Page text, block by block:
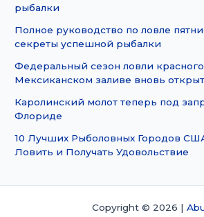
рыбалки
Полное руководство по ловле
секреты успешной рыбалки
Федеральный сезон ловли
Мексиканском заливе вновь открыт
Каролинский молот теперь под
Флориде
10 Лучших Рыболовных Городов
Ловить и Получать Удовольствие
Copyright © 2026 |